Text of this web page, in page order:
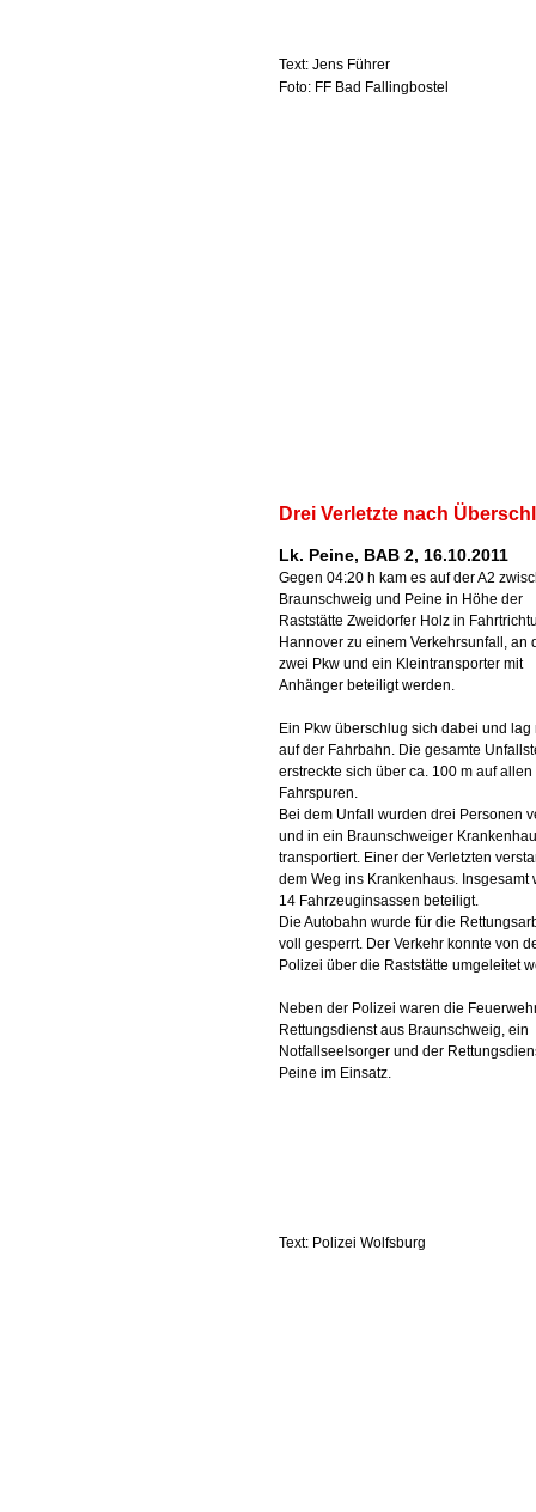
Text: Jens Führer
Foto: FF Bad Fallingbostel
Drei Verletzte nach
Lk. Peine, BAB 2, 16.10.2011
Gegen 04:20 h kam es auf der A2
Braunschweig und Peine in Höhe der
Raststätte Zweidorfer Holz in
Hannover zu einem Verkehrsunfall, an
zwei Pkw und ein Kleintransporter mit
Anhänger beteiligt werden.
Ein Pkw überschlug sich dabei und lag
auf der Fahrbahn. Die gesamte
erstreckte sich über ca. 100 m auf allen
Fahrspuren.
Bei dem Unfall wurden drei Personen
und in ein Braunschweiger
transportiert. Einer der Verletzten
dem Weg ins Krankenhaus. Insgesamt
14 Fahrzeuginsassen beteiligt.
Die Autobahn wurde für die
voll gesperrt. Der Verkehr konnte von
Polizei über die Raststätte umgeleitet
Neben der Polizei waren die
Rettungsdienst aus Braunschweig, ein
Notfallseelsorger und der
Peine im Einsatz.
Text: Polizei Wolfsburg